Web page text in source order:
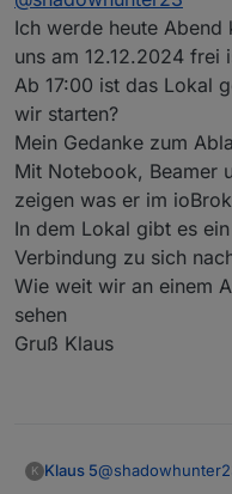
Ich werde heute
uns am 12.12.2024 frei
Ab 17:00 ist das Lokal
wir starten?
Mein Gedanke zum
Mit Notebook, Beamer
zeigen was er im
In dem Lokal gibt es
Verbindung zu sich
Wie weit wir an einem
sehen
Gruß Klaus
K Klaus 5@